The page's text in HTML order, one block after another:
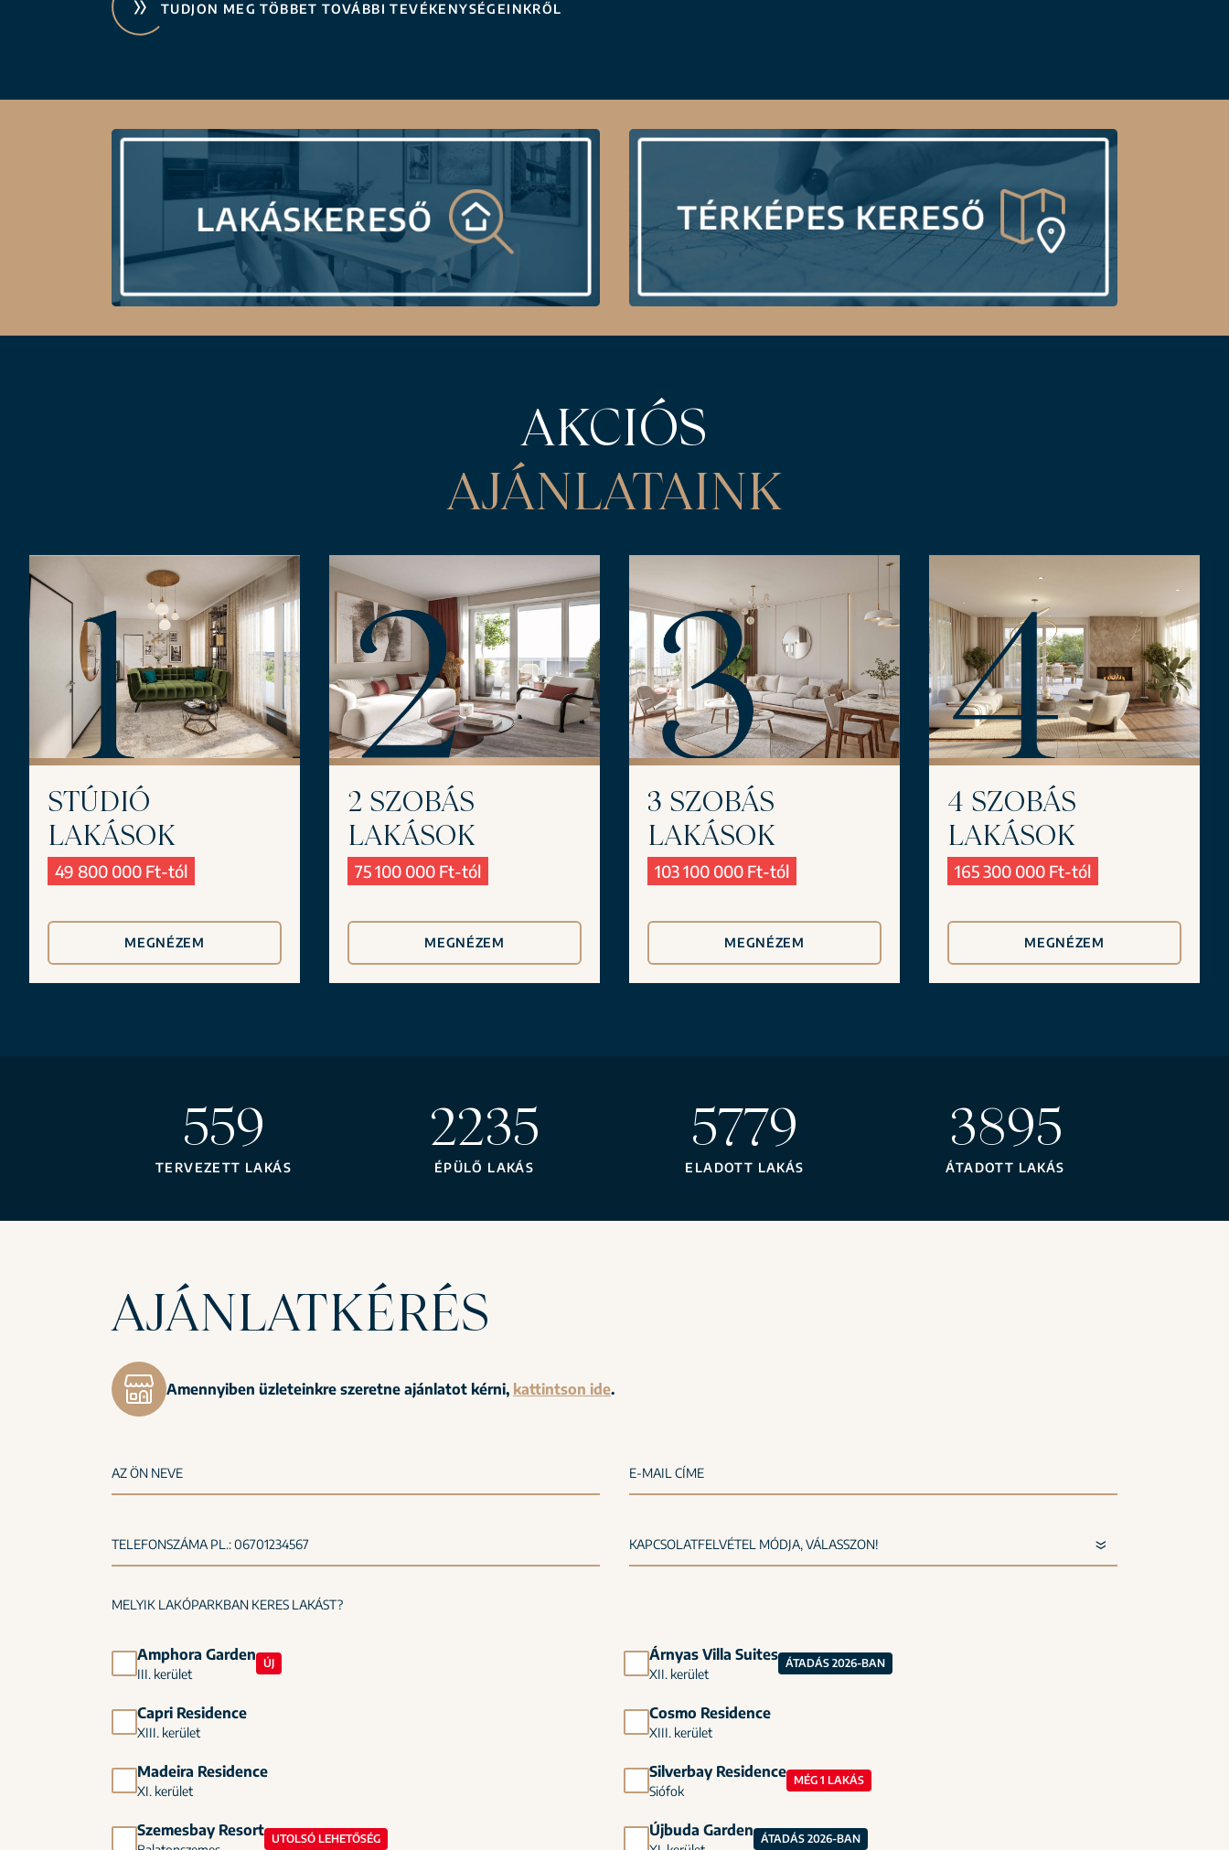
TUDJON MEG TÖBBET TOVÁBBI TEVÉKENYSÉGEINKRŐL
AKCIÓS
AJÁNLATAINK
STÚDIÓ
LAKÁSOK
49 800 000 Ft-tól
MEGNÉZEM
2 SZOBÁS
LAKÁSOK
75 100 000 Ft-tól
MEGNÉZEM
3 SZOBÁS
LAKÁSOK
103 100 000 Ft-tól
MEGNÉZEM
4 SZOBÁS
LAKÁSOK
165 300 000 Ft-tól
MEGNÉZEM
562
TERVEZETT LAKÁS
2291
ÉPÜLŐ LAKÁS
5835
ELADOTT LAKÁS
3951
ÁTADOTT LAKÁS
AJÁNLATKÉRÉS
Amennyiben üzleteinkre szeretne ajánlatot kérni, kattintson ide.
AZ ÖN NEVE E-MAIL CÍME
TELEFONSZÁMA PL.: 06701234567
MELYIK LAKÓPARKBAN KERES LAKÁST?
Amphora Garden
III. kerület
ÚJ Árnyas Villa Suites
XII. kerület
ÁTADÁS 2026-BAN
Capri Residence
XIII. kerület
Cosmo Residence
XIII. kerület
Madeira Residence
XI. kerület
Silverbay Residence
Siófok
MÉG 1 LAKÁS
Szemesbay Resort UTOLSÓ LEHETŐSÉG Újbuda Garden ÁTADÁS 2026-BAN